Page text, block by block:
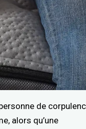
de
alors qu’une